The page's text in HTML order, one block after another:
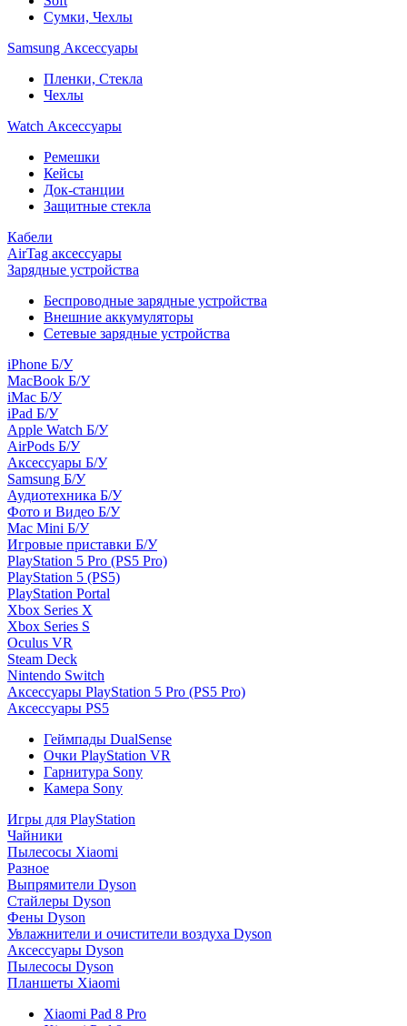
Сумки, Чехлы
Samsung Аксессуары
Пленки, Стекла
Чехлы
Watch Аксессуары
Ремешки
Кейсы
Док-станции
Защитные стекла
Кабели
AirTag аксессуары
Зарядные устройства
Беспроводные зарядные устройства
Внешние аккумуляторы
Сетевые зарядные устройства
iPhone Б/У
MacBook Б/У
iMac Б/У
iPad Б/У
Apple Watch Б/У
AirPods Б/У
Аксессуары Б/У
Samsung Б/У
Аудиотехника Б/У
Фото и Видео Б/У
Mac Mini Б/У
Игровые приставки Б/У
PlayStation 5 Pro (PS5 Pro)
PlayStation 5 (PS5)
PlayStation Portal
Xbox Series X
Xbox Series S
Oculus VR
Steam Deck
Nintendo Switch
Аксессуары PlayStation 5 Pro (PS5 Pro)
Аксессуары PS5
Геймпады DualSense
Очки PlayStation VR
Гарнитура Sony
Камера Sony
Игры для PlayStation
Чайники
Пылесосы Xiaomi
Разное
Выпрямители Dyson
Стайлеры Dyson
Фены Dyson
Увлажнители и очистители воздуха Dyson
Аксессуары Dyson
Пылесосы Dyson
Планшеты Xiaomi
Xiaomi Pad 8 Pro